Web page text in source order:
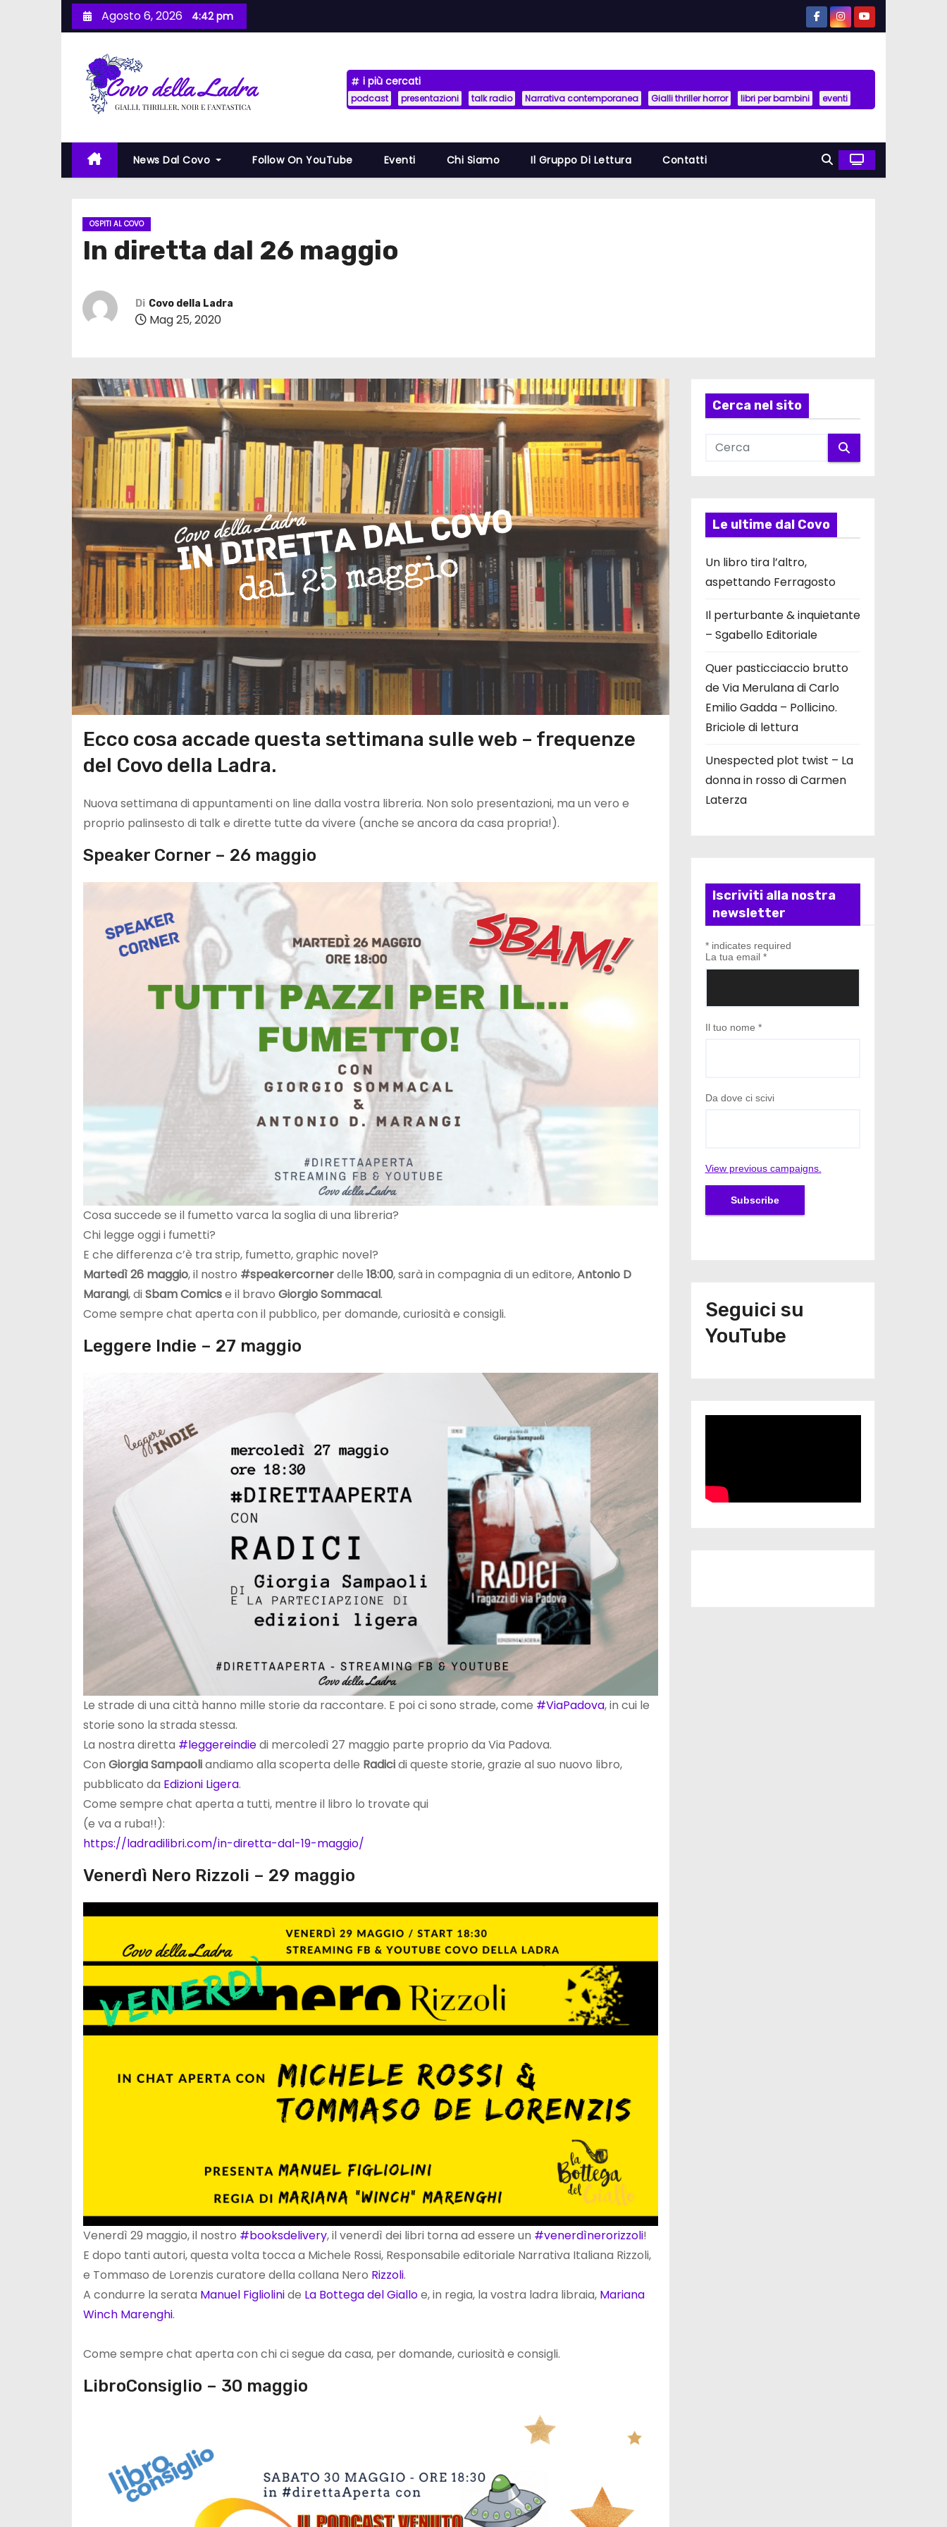
a
c
Agosto 6, 2026 4:42 pm
i più cercati
podcast presentazioni talk radio Narrativa contemporanea Gialli thriller horror libri per bambini eventi
News Dal Covo Follow On YouTube Eventi Chi Siamo Il Gruppo Di Lettura Contatti
OSPITI AL COVO
In diretta dal 26 maggio
Di Covo della Ladra
Mag 25, 2020
Ecco cosa accade questa settimana sulle web – frequenze
del Covo della Ladra.
Nuova settimana di appuntamenti on line dalla vostra libreria. Non solo presentazioni, ma un vero e
proprio palinsesto di talk e dirette tutte da vivere (anche se ancora da casa propria!).
Speaker Corner – 26 maggio
Cosa succede se il fumetto varca la soglia di una libreria?
Chi legge oggi i fumetti?
E che differenza c’è tra strip, fumetto, graphic novel?
Martedì 26 maggio, il nostro #speakercornerdelle 18:00, sarà in compagnia di un editore,Antonio D
Marangi, diSbam Comicse il bravo Giorgio Sommacal.
Come sempre chat aperta con il pubblico, per domande, curiosità e consigli.
Leggere Indie – 27 maggio
Le strade di una città hanno mille storie da raccontare. E poi ci sono strade, come #ViaPadova, in cui le
storie sono la strada stessa.
La nostra diretta #leggereindiedi mercoledì 27 maggio parte proprio da Via Padova.
Con Giorgia Sampaoliandiamo alla scoperta delle Radicidi queste storie, grazie al suo nuovo libro,
pubblicato da Edizioni Ligera.
Come sempre chat aperta a tutti, mentre il libro lo trovate qui
(e va a ruba!!):
https://ladradilibri.com/in-diretta-dal-19-maggio/
Venerdì Nero Rizzoli – 29 maggio
Venerdì 29 maggio, il nostro #booksdelivery, il venerdì dei libri torna ad essere un #venerdìnerorizzoli!
E dopo tanti autori, questa volta tocca a Michele Rossi, Responsabile editoriale Narrativa Italiana Rizzoli,
e Tommaso de Lorenzis curatore della collana Nero Rizzoli.
A condurre la serata Manuel Figliolinide La Bottega del Gialloe, in regia, la vostra ladra libraia, Mariana
Winch Marenghi.
Come sempre chat aperta con chi ci segue da casa, per domande, curiosità e consigli.
LibroConsiglio – 30 maggio
Cerca nel sito
Le ultime dal Covo
Un libro tira l’altro,
aspettando Ferragosto
Il perturbante & inquietante
– Sgabello Editoriale
Quer pasticciaccio brutto
de Via Merulana di Carlo
Emilio Gadda – Pollicino.
Briciole di lettura
Unespected plot twist – La
donna in rosso di Carmen
Laterza
Iscriviti alla nostra
newsletter
*indicates required
La tua email *
Il tuo nome *
Da dove ci scivi
View previous campaigns.
Seguici su
YouTube